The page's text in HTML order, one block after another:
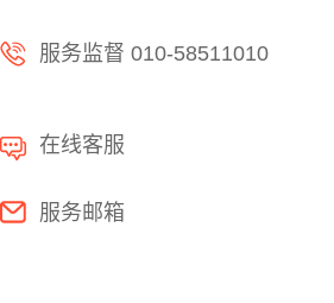
服务监督 010-58511010
在线客服
服务邮箱